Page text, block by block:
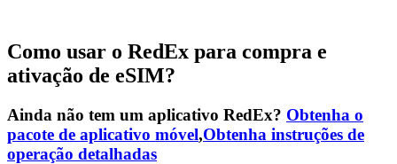
Como usar o RedEx para compra e
ativação de eSIM?
Ainda não tem um aplicativo RedEx? Obtenha o
pacote de aplicativo móvel,Obtenha instruções de
operação detalhadas